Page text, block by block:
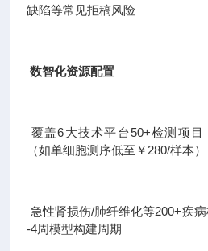
缺陷等常见拒稿风险
数智化资源配置
覆盖6大技术平台50+检测项
（如单细胞测序低至￥280/样本）
急性肾损伤/肺纤维化等200+疾
-4周模型构建周期